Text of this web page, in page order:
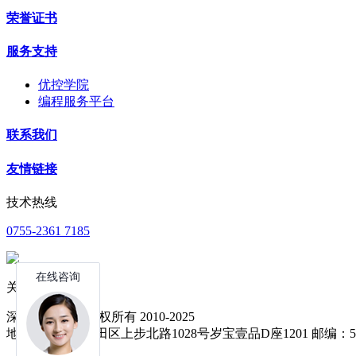
荣誉证书
服务支持
优控学院
编程服务平台
联系我们
友情链接
技术热线
0755-2361 7185
关注公众号
深圳中达优控 版权所有 2010-2025
地址：深圳市福田区上步北路1028号岁宝壹品D座1201 邮编：